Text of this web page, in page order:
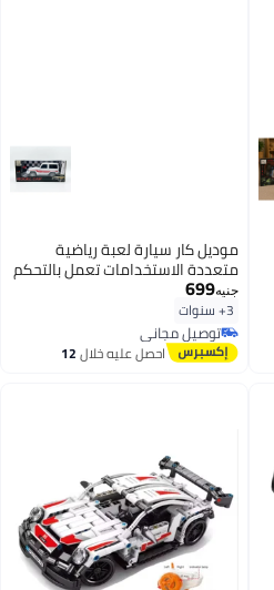
موديل كار سيارة لعبة رياضية
متعددة الاستخدامات تعمل بالتحكم
عن بعد بمقياس 1:18 (بيضاء) -
سيارة كهربائية تعمل بالتحكم عن
بعد للطرق الوعرة مع جهاز تحكم
للأطفال من عمر 3 سنوات فما فوق
جنيه699
3+ سنوات
توصيل مجاني
توصيل مجانياحصل عليه خلال12